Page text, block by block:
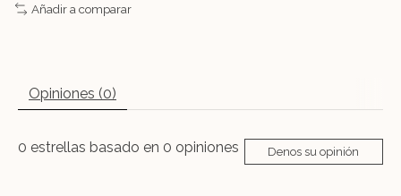
Añadir a comparar
Opiniones (0)
0 estrellas basado en 0 opiniones Denos su opinión